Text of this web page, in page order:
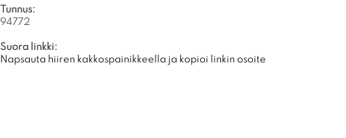
Tunnus:
94772
Suora linkki:
Napsauta hiiren kakkospainikkeella ja kopioi linkin osoite